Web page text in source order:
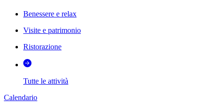
Benessere e relax
Visite e patrimonio
Ristorazione
Tutte le attività
Calendario